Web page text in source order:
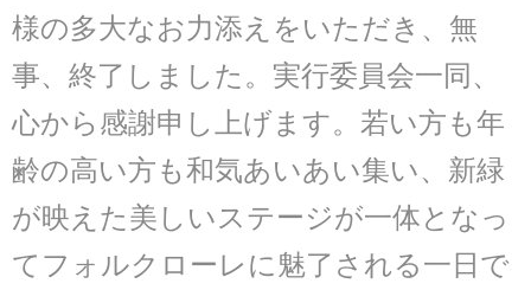
様の多大なお力添えをいただき、無
事、終了しました。 実行委員会一同、
心から感謝申し上げます。若い方も年
齢の高い方も和気あいあい集い、新緑
が映えた美しいステージが一体となっ
てフォルクローレに魅了される一日で